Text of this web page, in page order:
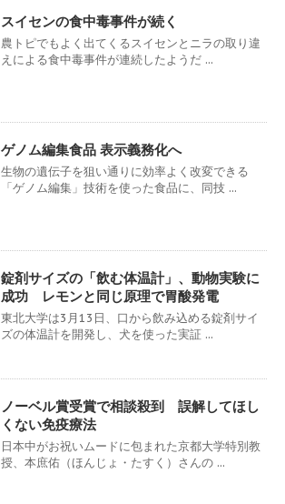
スイセンの食中毒事件が続く
農トピでもよく出てくるスイセンとニラの取り違
えによる食中毒事件が連続したようだ ...
ゲノム編集食品 表示義務化へ
生物の遺伝子を狙い通りに効率よく改変できる
「ゲノム編集」技術を使った食品に、同技 ...
錠剤サイズの「飲む体温計」、動物実験に
成功 レモンと同じ原理で胃酸発電
東北大学は3月13日、口から飲み込める錠剤サイ
ズの体温計を開発し、犬を使った実証 ...
ノーベル賞受賞で相談殺到 誤解してほし
くない免疫療法
日本中がお祝いムードに包まれた京都大学特別教
授、本庶佑（ほんじょ・たすく）さんの ...